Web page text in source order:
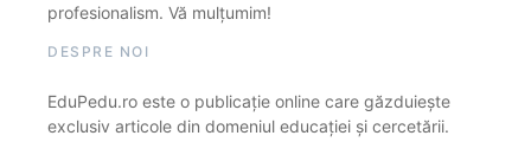
profesionalism. Vă mulțumim!
DESPRE NOI
EduPedu.ro este o publicație online care găzduiește
exclusiv articole din domeniul educației și cercetării.